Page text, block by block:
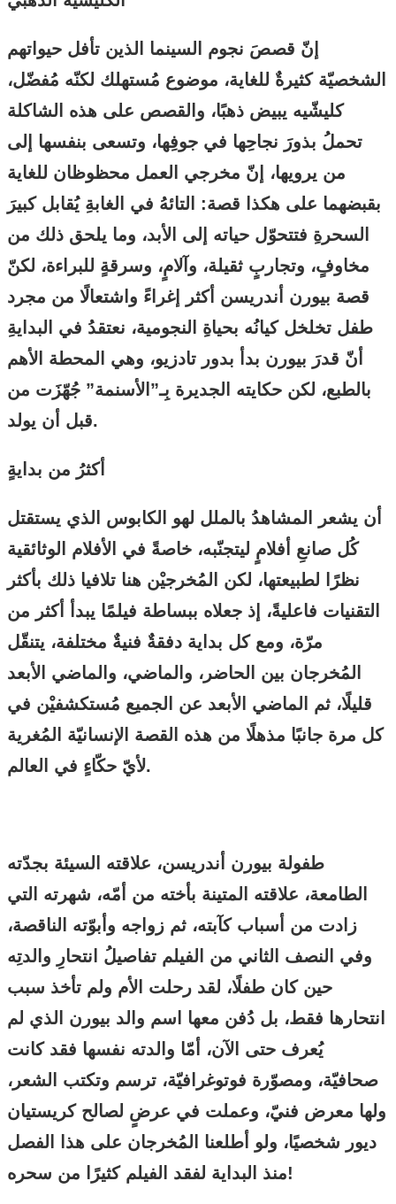
إنّ قصصَ نجوم السينما الذين تأفل حيواتهم
الشخصيّة كثيرةٌ للغاية، موضوع مُستهلك لكنّه مُفضّل،
كليشّيه يبيض ذهبًا، والقصص على هذه الشاكلة
تحملُ بذورَ نجاحِها في جوفِها، وتسعى بنفسها إلى
من يرويها، إنّ مخرجي العمل محظوظان للغاية
بقبضهما على هكذا قصة: التائهُ في الغابةِ يُقابل كبيرَ
السحرةِ فتتحوّل حياته إلى الأبد، وما يلحق ذلك من
مخاوفٍ، وتجاربٍ ثقيلة، وآلامٍ، وسرقةٍ للبراءة، لكنّ
قصة بيورن أندريسن أكثر إغراءً واشتعالًا من مجرد
طفل تخلخل كيانُه بحياةِ النجومية، نعتقدُ في البدايةِ
أنّ قدرَ بيورن بدأ بدور تادزيو، وهي المحطة الأهم
بالطبع، لكن حكايته الجديرة بِـ”الأسنمة” جُهّزَت من
قبل أن يولد.
أكثرُ من بدايةٍ
أن يشعر المشاهدُ بالملل لهو الكابوس الذي يستقتل
كُل صانعِ أفلامٍ ليتجنّبه، خاصةً في الأفلام الوثائقية
نظرًا لطبيعتها، لكن المُخرجيْن هنا تلافيا ذلك بأكثر
التقنيات فاعليةً، إذ جعلاه ببساطة فيلمًا يبدأ أكثر من
مرّة، ومع كل بداية دفقةٌ فنيةٌ مختلفة، يتنقّل
المُخرجان بين الحاضر، والماضي، والماضي الأبعد
قليلًا، ثم الماضي الأبعد عن الجميع مُستكشفيْن في
كل مرة جانبًا مذهلًا من هذه القصة الإنسانيّة المُغرية
لأيّ حكّاءٍ في العالم.
طفولة بيورن أندريسن، علاقته السيئة بجدّته
الطامعة، علاقته المتينة بأخته من أمّه، شهرته التي
زادت من أسباب كآبته، ثم زواجه وأبوّته الناقصة،
وفي النصف الثاني من الفيلم تفاصيلُ انتحارِ والدتِه
حين كان طفلًا، لقد رحلت الأم ولم تأخذ سبب
انتحارها فقط، بل دُفن معها اسم والد بيورن الذي لم
يُعرف حتى الآن، أمّا والدته نفسها فقد كانت
صحافيّة، ومصوّرة فوتوغرافيّة، ترسم وتكتب الشعر،
ولها معرض فنيّ، وعملت في عرضٍ لصالح كريستيان
ديور شخصيًا، ولو أطلعنا المُخرجان على هذا الفصل
منذ البداية لفقد الفيلم كثيرًا من سحره!